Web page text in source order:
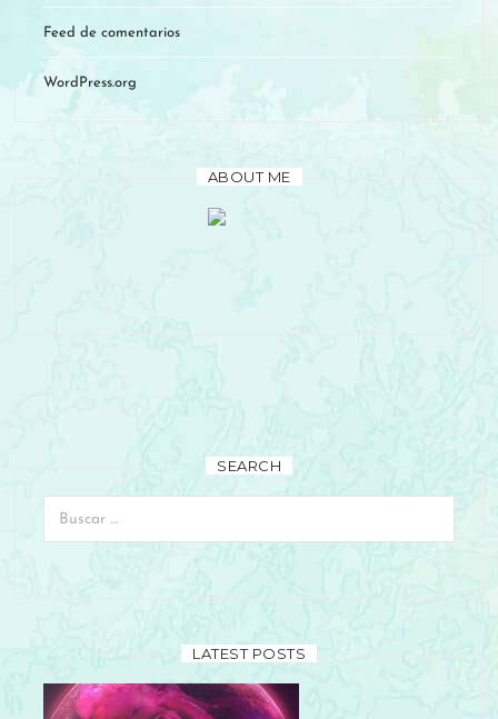
Feed de comentarios
WordPress.org
ABOUT ME
SEARCH
LATEST POSTS